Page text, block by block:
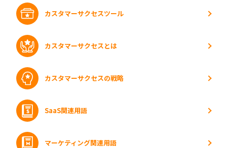
カスタマーサクセスツール
カスタマーサクセスとは
カスタマーサクセスの戦略
SaaS関連用語
マーケティング関連用語